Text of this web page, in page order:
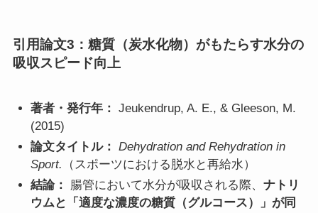
引用論文3：糖質（炭水化物）がもたらす水分の
吸収スピード向上
著者・発行年： Jeukendrup, A. E., & Gleeson, M.
(2015)
論文タイトル：
Dehydration and Rehydration in
Sport.
（スポーツにおける脱水と再給水）
結論：
腸管において水分が吸収される際、ナトリ
ウムと「適度な濃度の糖質（グルコース）」が同